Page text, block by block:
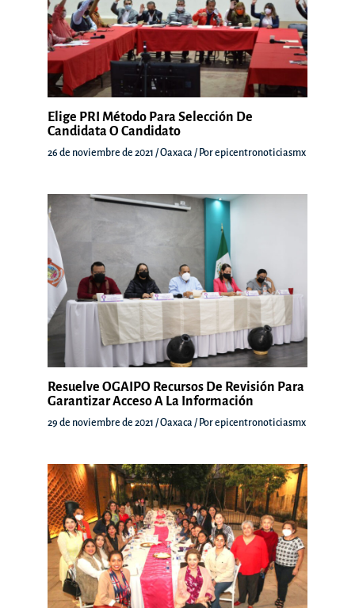
Elige PRI Método Para Selección De
Candidata O Candidato
26 de noviembre de 2021 /Oaxaca / Porepicentronoticiasmx
Resuelve OGAIPO Recursos De Revisión Para
Garantizar Acceso A La Información
29 de noviembre de 2021 /Oaxaca / Porepicentronoticiasmx